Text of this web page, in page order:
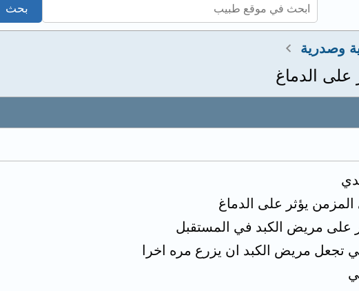
وصدرية
على الدماغ
يؤثر على الدماغ
على مريض الكبد في المستقبل
تجعل مريض الكبد ان يزرع مره اخرا